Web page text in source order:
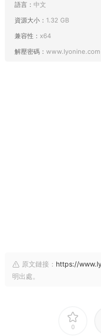
語言： 中文
資源大小： 1.32 GB
兼容性： x64
解壓密碼： www.lyonine.com
原文鏈接： https://
明出處。
0